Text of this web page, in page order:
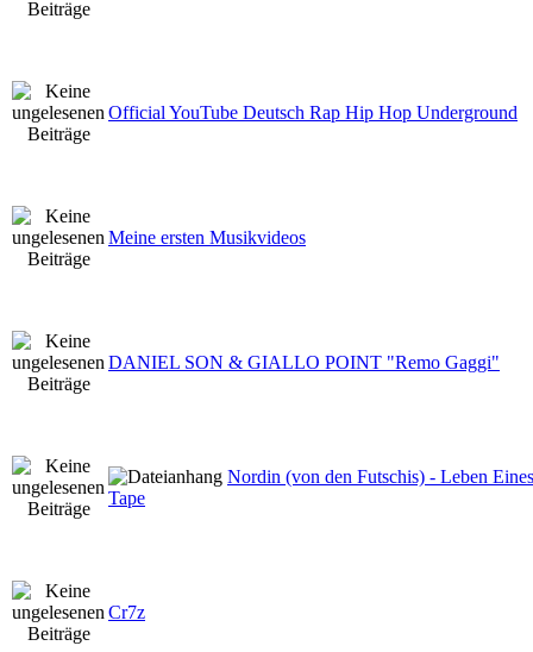
Official YouTube Deutsch Rap Hip Hop Underground
Meine ersten Musikvideos
DANIEL SON & GIALLO POINT "Remo Gaggi"
Nordin (von den Futschis) - Leben
Tape
Cr7z